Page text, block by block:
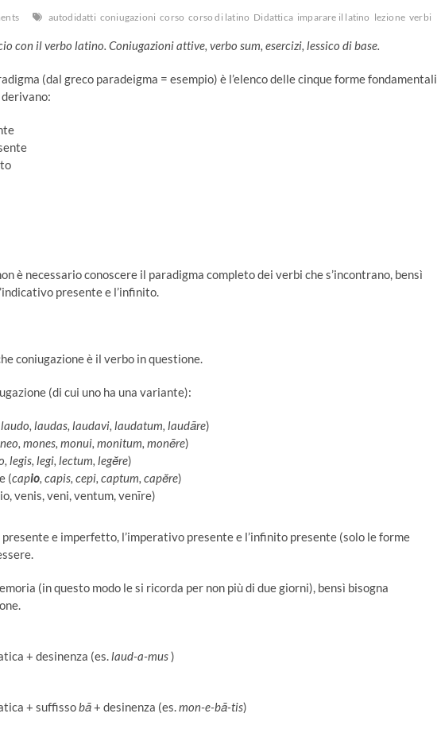
autodidatti coniugazioni corso corso di latino Didattica imparare il latino lezione verbi
con il verbo latino. Coniugazioni attive, verbo sum, esercizi, lessico di base.
(dal greco paradeigma = esempio) è l’elenco delle cinque forme fondamentali
è necessario conoscere il paradigma completo dei verbi che s’incontrano, bensì
presente e l’infinito.
coniugazione è il verbo in questione.
(di cui uno ha una variante):
laudo, laudas, laudavi, laudatum, laudāre)
mones, monui, monitum, monēre)
legis, legi, lectum, legĕre)
(capio, capis, cepi, captum, capĕre)
venis, veni, ventum, venīre)
e imperfetto, l’imperativo presente e l’infinito presente (solo le forme
(in questo modo le si ricorda per non più di due giorni), bensì bisogna
+ desinenza (es.laud-a-mus)
+ suffissobā+ desinenza (es.mon-e-bā-tis)